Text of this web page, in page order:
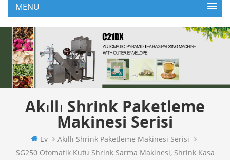
Akıllı Shrink Paketleme
Makinesi Serisi
Ev
Akıllı Shrink Paketleme Makinesi Serisi
SG250 Otomatik Kutu Shrink Sarma Makinesi, Shrink Kasa